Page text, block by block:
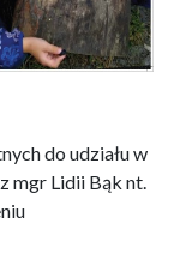
do udziału w
mgr Lidii Bąk nt.